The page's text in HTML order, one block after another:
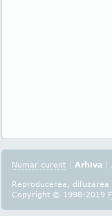
Numar curent | Arhiva |
Reproducerea,
Copyright © 1998-2019